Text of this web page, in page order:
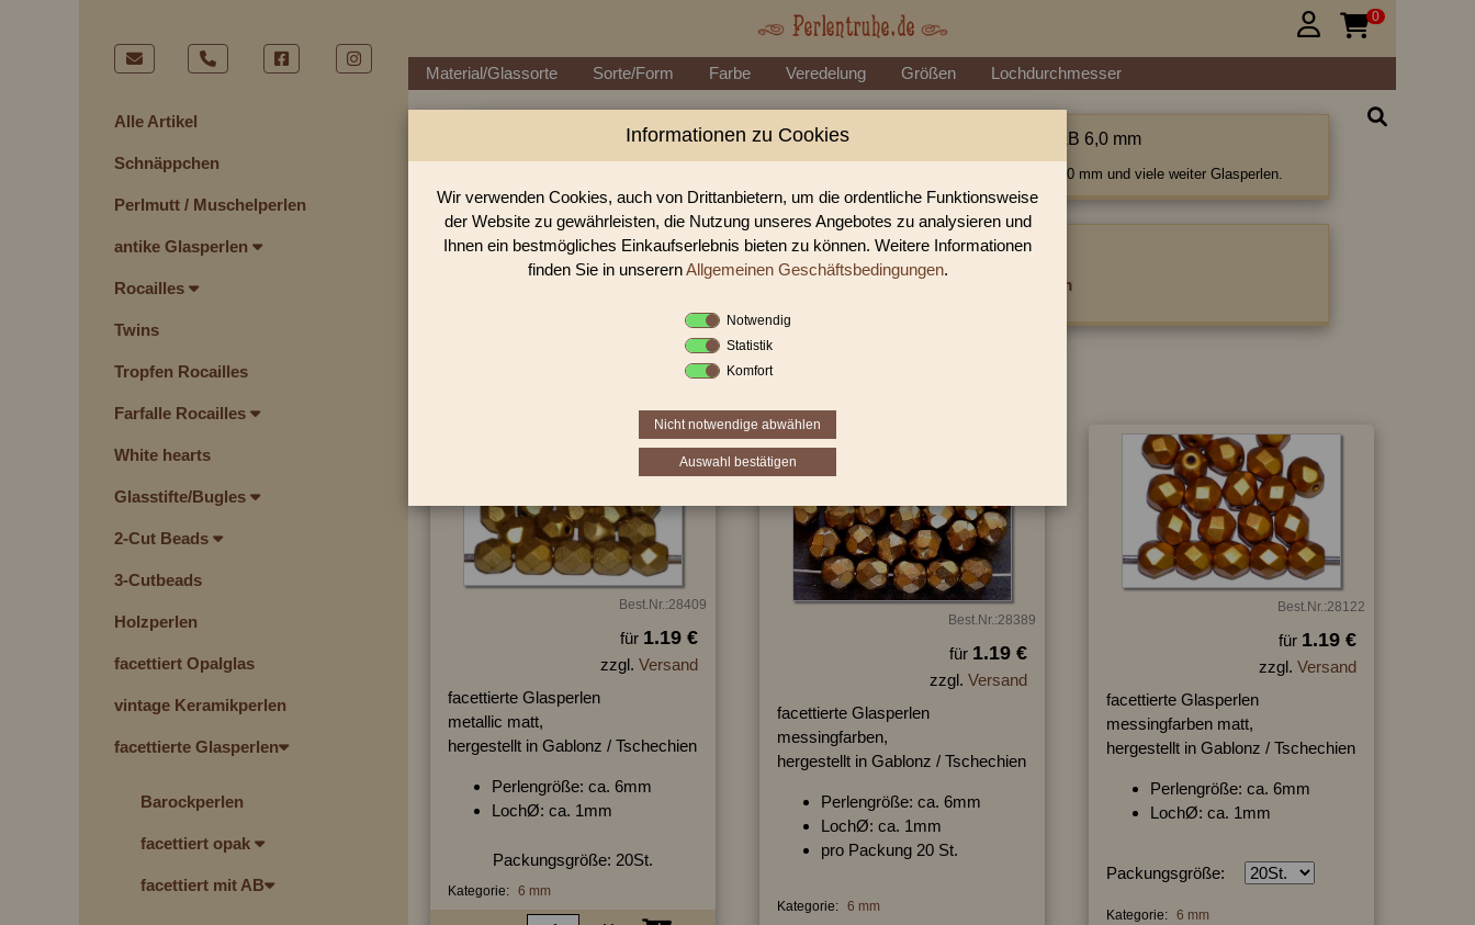
Alle Artikel
Schnäppchen
Perlmutt / Muschelperlen
antike Glasperlen
Rocailles
Twins
Tropfen Rocailles
Farfalle Rocailles
White hearts
Glasstifte/Bugles
2-Cut Beads
3-Cutbeads
Holzperlen
facettiert Opalglas
vintage Keramikperlen
facettierte Glasperlen
Barockperlen
facettiert opak
facettiert mit AB
 0
Material/Glassorte Sorte/Form Farbe Veredelung Größen Lochdurchmesser
Perlen Shop für facettierte Glasperlen facettiert mit AB 6,0 mm
In unserem Perlen Shop finden sie zahlreich facettierte Glasperlen facettiert mit AB 6,0 mm und viele weiter Glasperlen.
Sie befinden sich in folgender Kategorie:
facettierte Glasperlen| facettiert mit AB 6 mm
Best.Nr.:28409
für 1.19 €
zzgl. Versand
facettierte Glasperlen
metallic matt,
hergestellt in Gablonz / Tschechien
Perlengröße: ca. 6mm
LochØ: ca. 1mm
Packungsgröße: 20St.
Kategorie: 6 mm
Best.Nr.:28389
für 1.19 €
zzgl. Versand
facettierte Glasperlen
messingfarben,
hergestellt in Gablonz / Tschechien
Perlengröße: ca. 6mm
LochØ: ca. 1mm
pro Packung 20 St.
Kategorie: 6 mm
Best.Nr.:28122
für 1.19 €
zzgl. Versand
facettierte Glasperlen
messingfarben matt,
hergestellt in Gablonz / Tschechien
Perlengröße: ca. 6mm
LochØ: ca. 1mm
Packungsgröße:
Kategorie: 6 mm
Informationen zu Cookies
Wir verwenden Cookies, auch von Drittanbietern, um die ordentliche Funktionsweise
der Website zu gewährleisten, die Nutzung unseres Angebotes zu analysieren und
Ihnen ein bestmögliches Einkaufserlebnis bieten zu können. Weitere Informationen
finden Sie in unserernAllgemeinen Geschäftsbedingungen.
Notwendig
Statistik
Komfort
Nicht notwendige abwählen
Auswahl bestätigen